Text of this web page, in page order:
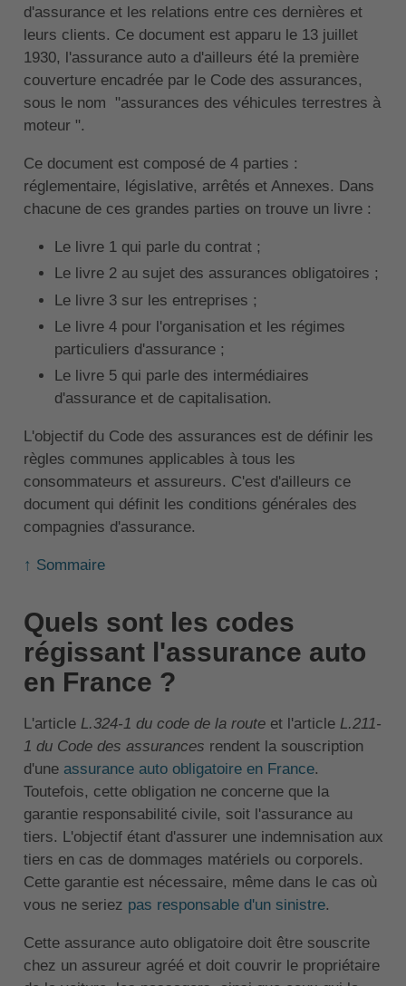
d'assurance et les relations entre ces dernières et
leurs clients. Ce document est apparu le 13 juillet
1930, l'assurance auto a d'ailleurs été la première
couverture encadrée par le Code des assurances,
sous le nom "assurances des véhicules terrestres à
moteur ".
Ce document est composé de 4 parties :
réglementaire, législative, arrêtés et Annexes. Dans
chacune de ces grandes parties on trouve un livre :
Le livre 1 qui parle du contrat ;
Le livre 2 au sujet des assurances obligatoires ;
Le livre 3 sur les entreprises ;
Le livre 4 pour l'organisation et les régimes
particuliers d'assurance ;
Le livre 5 qui parle des intermédiaires
d'assurance et de capitalisation.
L'objectif du Code des assurances est de définir les
règles communes applicables à tous les
consommateurs et assureurs. C'est d'ailleurs ce
document qui définit les conditions générales des
compagnies d'assurance.
↑ Sommaire
Quels sont les codes
régissant l'assurance auto
en France ?
L'article L.324-1 du code de la routeet l'article L.211-
1 du Code des assurances rendent la souscription
d'une assurance auto obligatoire en France.
Toutefois, cette obligation ne concerne que la
garantie responsabilité civile, soit l'assurance au
tiers. L'objectif étant d'assurer une indemnisation aux
tiers en cas de dommages matériels ou corporels.
Cette garantie est nécessaire, même dans le cas où
vous ne seriez pas responsable d'un sinistre.
Cette assurance auto obligatoire doit être souscrite
chez un assureur agréé et doit couvrir le propriétaire